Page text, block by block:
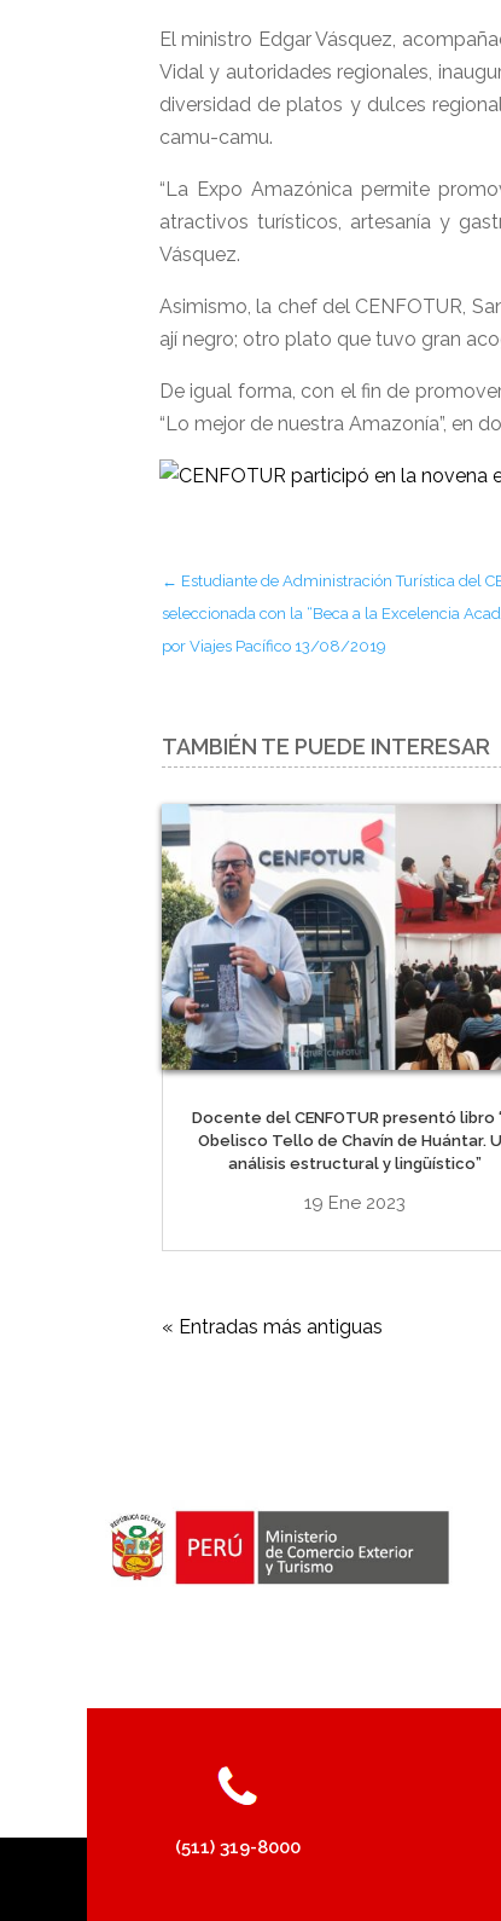
El ministro Edgar Vásquez,
Vidal y autoridades regionales,
diversidad de platos y dulces
camu-camu.
“La Expo Amazónica permite
atractivos turísticos, artesanía y
Vásquez.
Asimismo, la chef del CENFOTUR,
ají negro; otro plato que tuvo gran
De igual forma, con el fin de
“Lo mejor de nuestra Amazonía”, en
← Estudiante de Administración Turística del
seleccionada con la “Beca a la Excelencia
por Viajes Pacífico 13/08/2019
TAMBIÉN TE PUEDE INTERESAR
Docente del CENFOTUR presentó libro
Obelisco Tello de Chavín de Huántar.
análisis estructural y lingüístico”
19 Ene 2023
« Entradas más antiguas
(511) 319-8000